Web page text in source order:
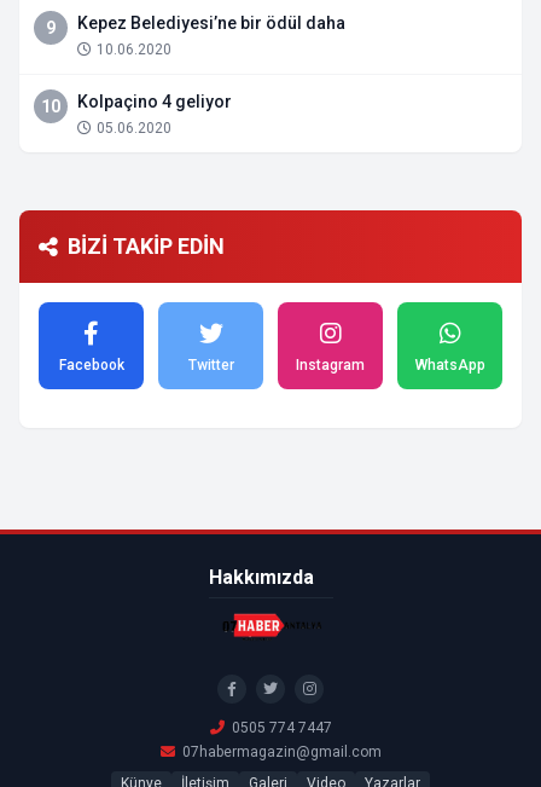
9 Kepez Belediyesi’ne bir ödül daha
10.06.2020
10 Kolpaçino 4 geliyor
05.06.2020
BİZİ TAKİP EDİN
Facebook Twitter Instagram WhatsApp
Hakkımızda
0505 774 7447
07habermagazin@gmail.com
Künye
İletişim Galeri Video Yazarlar